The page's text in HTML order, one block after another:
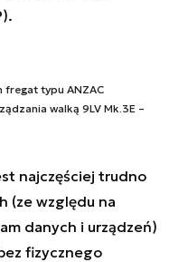
fregat typu ANZAC
walką 9LV Mk.3E –
najczęściej trudno
(ze względu na
danych i urządzeń)
fizycznego